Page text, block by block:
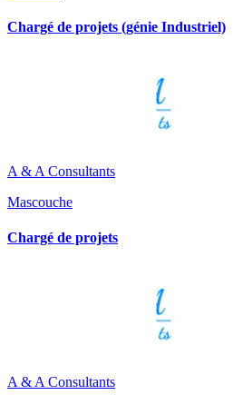
Chargé de projets (génie Industriel)
A & A Consultants
Mascouche
Chargé de projets
A & A Consultants